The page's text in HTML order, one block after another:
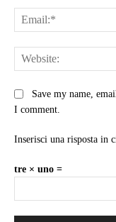
Save my name,
I comment.
Inserisci una risposta in
tre × uno =